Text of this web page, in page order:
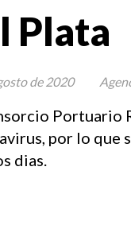
Plata
Portuario
por lo que
dias.
de 2020